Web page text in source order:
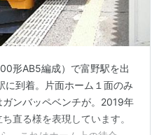
形AB5編成）で富野駅を出
に到着。片面ホーム１面のみ
ンバッペベンチが。2019年
直る様を表現しています。